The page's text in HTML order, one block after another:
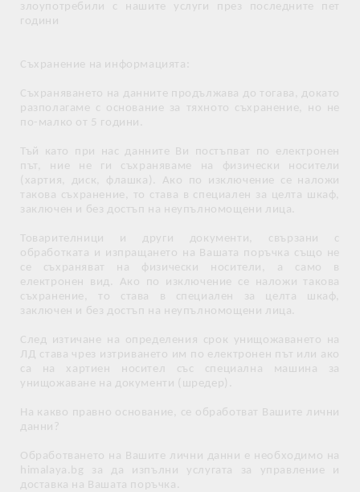
злоупотребили с нашите услуги през последните пет
години
Съхранение на информацията:
Съхраняването на данните продължава до тогава, докато
разполагаме с основание за тяхното съхранение, но не
по-малко от 5 години.
Тъй като при нас данните Ви постъпват по електронен
път, ние не ги съхраняваме на физически носители
(хартия, диск, флашка). Ако по изключение се наложи
такова съхранение, то става в специален за целта шкаф,
заключен и без достъп на неупълномощени лица.
Товарителници и други документи, свързани с
обработката и изпращането на Вашата поръчка също не
се съхраняват на физически носители, а само в
електронен вид. Ако по изключение се наложи такова
съхранение, то става в специален за целта шкаф,
заключен и без достъп на неупълномощени лица.
След изтичане на определения срок унищожаването на
ЛД става чрез изтриването им по електронен път или ако
са на хартиен носител със специална машина за
унищожаване на документи (шредер).
На какво правно основание, се обработват Вашите лични
данни?
Обработването на Вашите лични данни е необходимо на
himalaya.bg за да изпълни услугата за управление и
доставка на Вашата поръчка.